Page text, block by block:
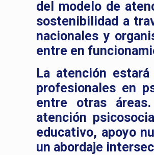
del modelo de
sostenibilidad a
nacionales y
entre en
La atención
profesionales en
entre otras
atención
educativo, apoyo
un abordaje